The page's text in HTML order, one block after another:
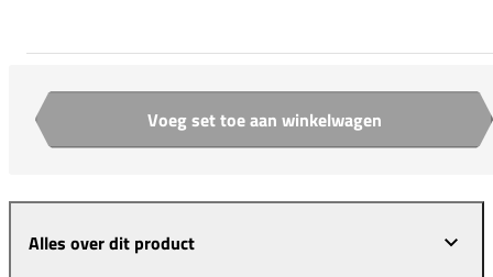
Aantal Voeg set toe aan winkelwagen
Alles over dit product